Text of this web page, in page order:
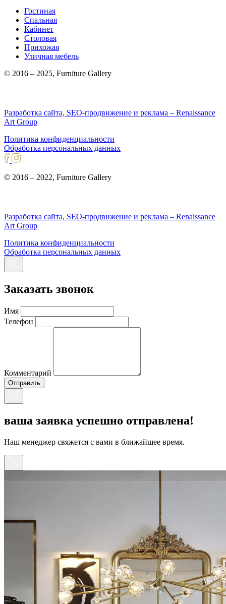
Гостиная
Спальная
Кабинет
Столовая
Прихожая
Уличная мебель
© 2016 – 2025, Furniture Gallery
Разработка сайта, SEO-продвижение и реклама – Renaissance
Art Group
Политика конфиденциальности
Обработка персональных данных
© 2016 – 2022, Furniture Gallery
Разработка сайта, SEO-продвижение и реклама – Renaissance
Art Group
Политика конфиденциальности
Обработка персональных данных
Заказать звонок
Имя
Телефон
Комментарий
ваша заявка успешно отправлена!
Наш менеджер свяжется с вами в ближайшее время.